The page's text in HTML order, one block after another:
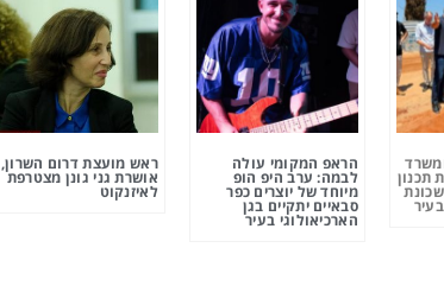
תכנון
הראפ המקומי עולה
לבמה: ערב היפ הופ
מיוחד של יוצרים כפר
סבאיים יתקיים בגן
הארכיאולוגי בעיר
ראש מועצת דרום השרון,
אושרת גני גונן מצטרפת
לאיזנקוט